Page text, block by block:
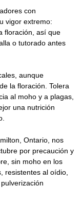
con
vigor extremo:
floración, así que
o tutorado antes
aunque
la floración. Tolera
al moho y a plagas,
una nutrición
Ontario, nos
por precaución y
sin moho en los
resistentes al oídio,